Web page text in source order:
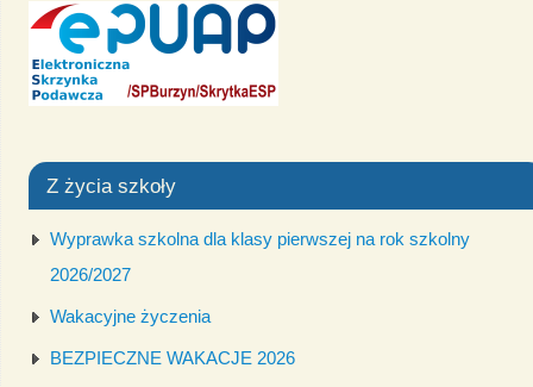
Z życia szkoły
Wyprawka szkolna dla klasy pierwszej na rok szkolny
2026/2027
Wakacyjne życzenia
BEZPIECZNE WAKACJE 2026